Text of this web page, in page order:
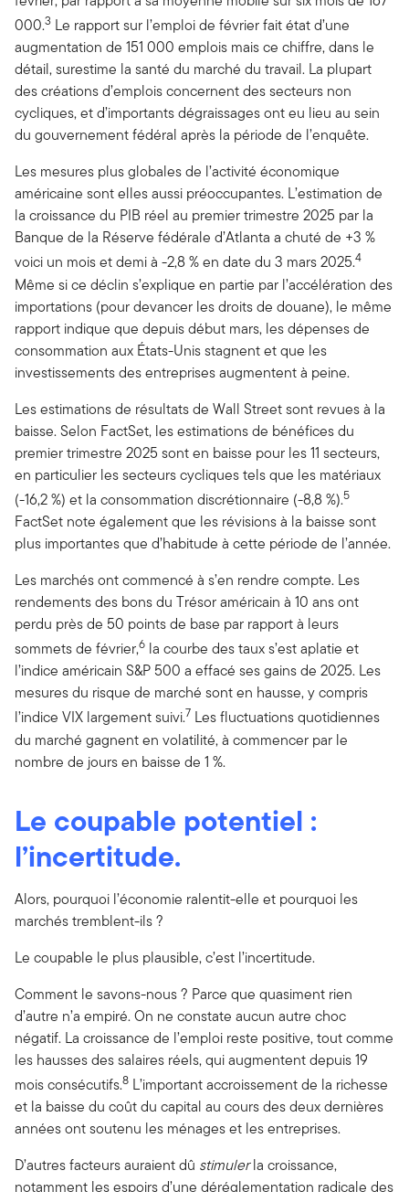
000.3 Le rapport sur l’emploi de février fait état d’une
augmentation de 151 000 emplois mais ce chiffre, dans le
détail, surestime la santé du marché du travail. La plupart
des créations d’emplois concernent des secteurs non
cycliques, et d’importants dégraissages ont eu lieu au sein
du gouvernement fédéral après la période de l’enquête.
Les mesures plus globales de l’activité économique
américaine sont elles aussi préoccupantes. L’estimation de
la croissance du PIB réel au premier trimestre 2025 par la
Banque de la Réserve fédérale d’Atlanta a chuté de +3 %
voici un mois et demi à -2,8 % en date du 3 mars 2025.4
Même si ce déclin s’explique en partie par l’accélération des
importations (pour devancer les droits de douane), le même
rapport indique que depuis début mars, les dépenses de
consommation aux États-Unis stagnent et que les
investissements des entreprises augmentent à peine.
Les estimations de résultats de Wall Street sont revues à la
baisse. Selon FactSet, les estimations de bénéfices du
premier trimestre 2025 sont en baisse pour les 11 secteurs,
en particulier les secteurs cycliques tels que les matériaux
(-16,2 %) et la consommation discrétionnaire (-8,8 %).5
FactSet note également que les révisions à la baisse sont
plus importantes que d’habitude à cette période de l’année.
Les marchés ont commencé à s’en rendre compte. Les
rendements des bons du Trésor américain à 10 ans ont
perdu près de 50 points de base par rapport à leurs
sommets de février,6 la courbe des taux s’est aplatie et
l’indice américain S&P 500 a effacé ses gains de 2025. Les
mesures du risque de marché sont en hausse, y compris
l’indice VIX largement suivi.7 Les fluctuations quotidiennes
du marché gagnent en volatilité, à commencer par le
nombre de jours en baisse de 1 %.
Le coupable potentiel :
l’incertitude.
Alors, pourquoi l’économie ralentit-elle et pourquoi les
marchés tremblent-ils ?
Le coupable le plus plausible, c’est l’incertitude.
Comment le savons-nous ? Parce que quasiment rien
d’autre n’a empiré. On ne constate aucun autre choc
négatif. La croissance de l’emploi reste positive, tout comme
les hausses des salaires réels, qui augmentent depuis 19
mois consécutifs.8 L’important accroissement de la richesse
et la baisse du coût du capital au cours des deux dernières
années ont soutenu les ménages et les entreprises.
D’autres facteurs auraient dû stimulerla croissance,
notamment les espoirs d’une déréglementation radicale des